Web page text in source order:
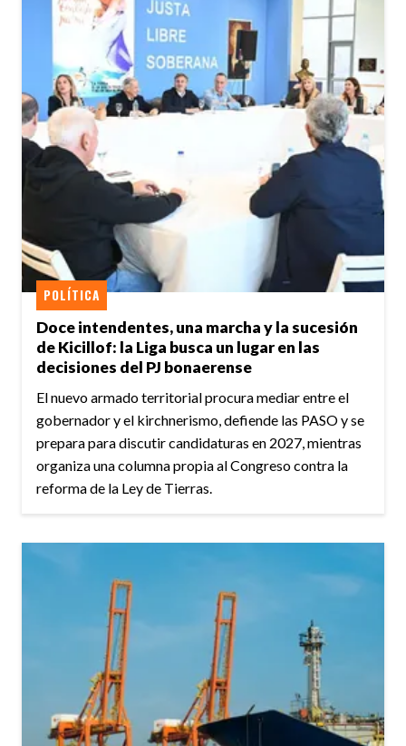
Doce intendentes, una marcha y la sucesión
de Kicillof: la Liga busca un lugar en las
decisiones del PJ bonaerense
POLÍTICA
El nuevo armado territorial procura mediar entre el
gobernador y el kirchnerismo, defiende las PASO y se
prepara para discutir candidaturas en 2027, mientras
organiza una columna propia al Congreso contra la
reforma de la Ley de Tierras.